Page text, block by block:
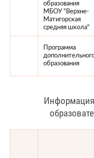
образования
МБОУ "Верхне-
Матигорская
средняя школа"
Программа
образования